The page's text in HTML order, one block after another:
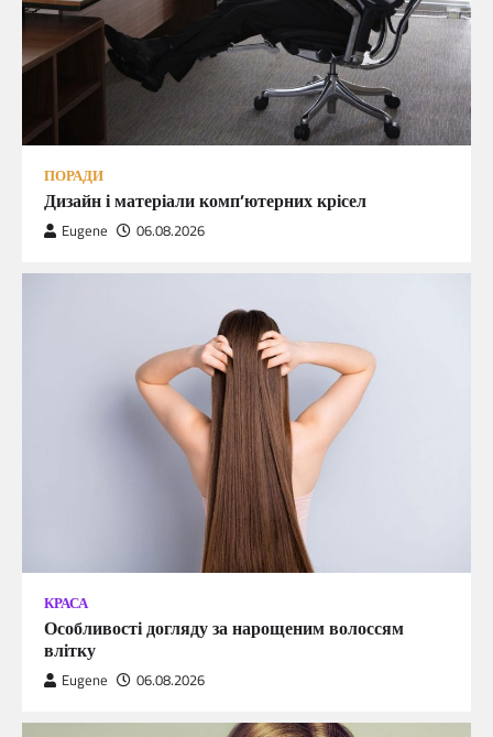
ПОРАДИ
Дизайн і матеріали комп’ютерних крісел
Eugene 06.08.2026
КРАСА
Особливості догляду за нарощеним волоссям
влітку
Eugene 06.08.2026